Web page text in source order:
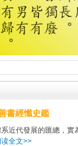
書經懺史鑑
近代發展的匯總，
全文>>